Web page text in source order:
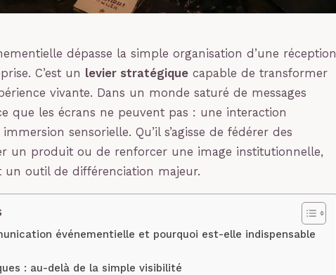
dépasse la simple organisation d’une réception
C’est un levier stratégique capable de transformer
vivante. Dans un monde saturé de messages
que les écrans ne peuvent pas : une interaction
sensorielle. Qu’il s’agisse de fédérer des
un produit ou de renforcer une image institutionnelle,
un outil de différenciation majeur.
événementielle et pourquoi est-elle indispensable
: au-delà de la simple visibilité